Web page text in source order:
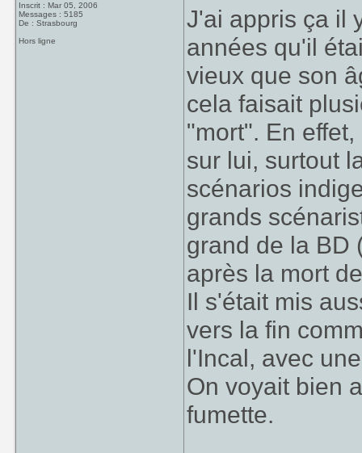
Inscrit : Mar 05, 2006
Messages : 5185
De : Strasbourg
Hors ligne
J'ai appris ça il
années qu'il
vieux que son
cela faisait
"mort". En
sur lui, surtout
scénarios
grands
grand de la BD
après la mort
Il s'était mis
vers la fin
l'Incal, avec
On voyait bien
fumette.